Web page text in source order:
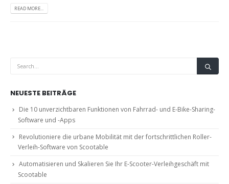
READ MORE...
NEUESTE BEITRÄGE
Die 10 unverzichtbaren Funktionen von Fahrrad- und E-Bike-Sharing-
Software und -Apps
Revolutioniere die urbane Mobilität mit der fortschrittlichen Roller-
Verleih-Software von Scootable
Automatisieren und Skalieren Sie Ihr E-Scooter-Verleihgeschäft mit
Scootable